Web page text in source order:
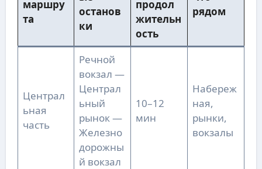
маршру
та
останов
ки
продол
жительн
ость
рядом
Централ
ьная
часть
Речной
вокзал —
Централ
ьный
рынок —
Железно
дорожны
й вокзал
10–12
мин
Набереж
ная,
рынки,
вокзалы